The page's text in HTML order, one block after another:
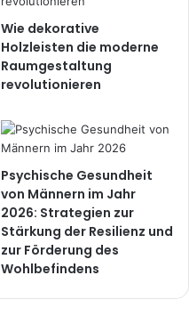
Wie dekorative
Holzleisten die moderne
Raumgestaltung
revolutionieren
Psychische Gesundheit
von Männern im Jahr
2026: Strategien zur
Stärkung der Resilienz und
zur Förderung des
Wohlbefindens